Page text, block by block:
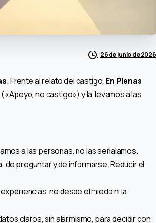
26 de junio de 2026
. Frente al relato del castigo, En Plenas
(«Apoyo, no castigo») y la llevamos a las
a las personas, no las señalamos.
de preguntar y de informarse. Reducir el
no desde el miedo ni la
claros, sin alarmismo, para decidir con